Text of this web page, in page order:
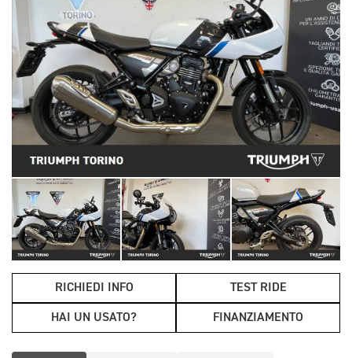
RICHIEDI INFO TEST RIDE
HAI UN USATO? FINANZIAMENTO